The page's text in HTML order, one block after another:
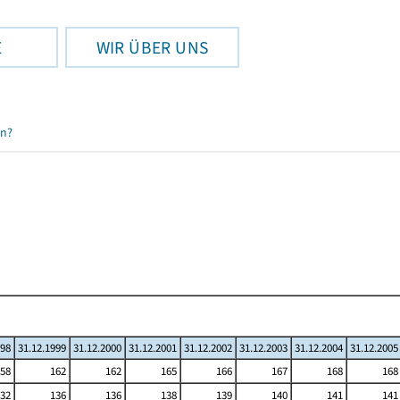
WIR ÜBER UNS
31.12.1999 31.12.2000 31.12.2001 31.12.2002 31.12.2003 31.12.2004 31.12.2005
162 162 165 166 167 168
168
136 136 138 139 140 141
141